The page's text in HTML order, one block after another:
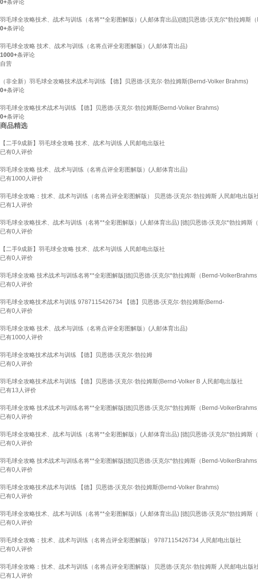
0+条评论
羽毛球全攻略技术、战术与训练（名将**全彩图解版）(人邮体育出品)[德]贝恩德-沃克尔*勃拉姆斯
0+条评论
羽毛球全攻略 技术、战术与训练（名将点评全彩图解版）(人邮体育出品)
1000+条评论
自营
（非全新）羽毛球全攻略技术战术与训练 【德】贝恩德-沃克尔·勃拉姆斯(Bernd-Volker Brahms)
0+条评论
羽毛球全攻略技术战术与训练 【德】贝恩德-沃克尔·勃拉姆斯(Bernd-Volker Brahms)
0+条评论
商品精选
【二手9成新】羽毛球全攻略 技术、战术与训练 人民邮电出版社
已有0人评价
羽毛球全攻略 技术、战术与训练（名将点评全彩图解版）(人邮体育出品)
已有1000人评价
羽毛球全攻略：技术、战术与训练（名将点评全彩图解版） 贝恩德-沃克尔·勃拉姆斯 人民邮电出版
已有1 人评价
羽毛球全攻略技术、战术与训练（名将**全彩图解版）(人邮体育出品) [德]贝恩德-沃克尔*勃拉姆斯
已有0人评价
【二手9成新】羽毛球全攻略 技术、战术与训练 人民邮电出版社
已有0人评价
羽毛球全攻略 技术战术与训练名将**全彩图解版[德]贝恩德-沃克尔*勃拉姆斯（Bernd-
已有0人评价
羽毛球全攻略技术战术与训练 9787115426734 【德】贝恩德-沃克尔·勃拉姆斯(Bernd-
已有0人评价
羽毛球全攻略 技术、战术与训练（名将点评全彩图解版）(人邮体育出品)
已有1000人评价
羽毛球全攻略技术战术与训练 【德】贝恩德-沃克尔·勃拉姆
已有0人评价
羽毛球全攻略技术战术与训练 【德】贝恩德-沃克尔·勃拉姆斯(Bernd-Volker B 人民邮电出版社
已有13 人评价
羽毛球全攻略 技术战术与训练名将**全彩图解版[德]贝恩德-沃克尔*勃拉姆斯（Bernd-
已有0人评价
羽毛球全攻略技术、战术与训练（名将**全彩图解版）(人邮体育出品) [德]贝恩德-沃克尔*勃拉姆
已有0人评价
羽毛球全攻略 技术战术与训练名将**全彩图解版[德]贝恩德-沃克尔*勃拉姆斯（Bernd-
已有0人评价
羽毛球全攻略技术战术与训练 【德】贝恩德-沃克尔·勃拉姆斯(Bernd-Volker Brahms)
已有0人评价
羽毛球全攻略技术、战术与训练（名将**全彩图解版）(人邮体育出品) [德]贝恩德-沃克尔*勃拉姆
已有0人评价
羽毛球全攻略：技术、战术与训练（名将点评全彩图解版） 9787115426734 人民邮电出版社
已有0人评价
羽毛球全攻略：技术、战术与训练（名将点评全彩图解版） 贝恩德-沃克尔·勃拉姆斯 人民邮电出版
已有1 人评价